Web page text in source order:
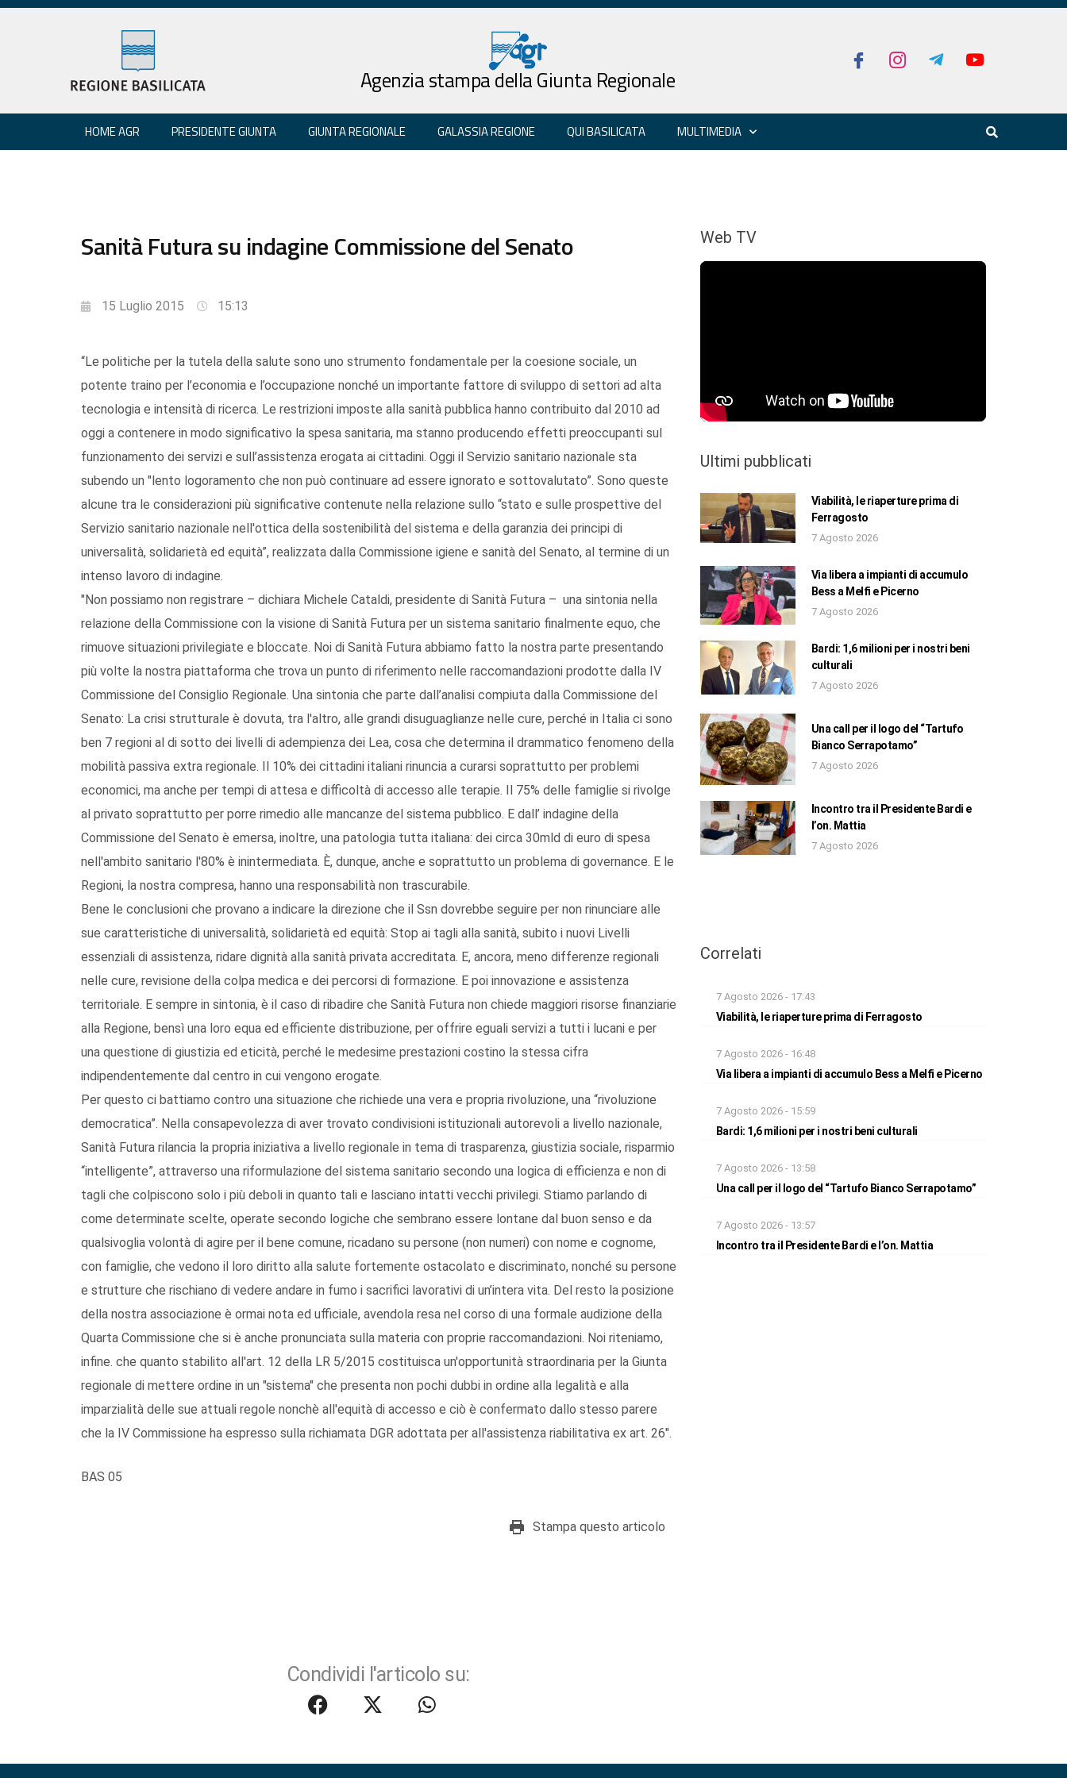
Agenzia stampa della Giunta Regionale
HOME AGR PRESIDENTE GIUNTA GIUNTA REGIONALE GALASSIA REGIONE QUI BASILICATA MULTIMEDIA
Sanità Futura su indagine Commissione del Senato
15 Luglio 2015 15:13
“Le politiche per la tutela della salute sono uno strumento fondamentale per la coesione sociale, un
potente traino per l’economia e l’occupazione nonché un importante fattore di sviluppo di settori ad alta
tecnologia e intensità di ricerca. Le restrizioni imposte alla sanità pubblica hanno contribuito dal 2010 ad
oggi a contenere in modo significativo la spesa sanitaria, ma stanno producendo effetti preoccupanti sul
funzionamento dei servizi e sull’assistenza erogata ai cittadini. Oggi il Servizio sanitario nazionale sta
subendo un "lento logoramento che non può continuare ad essere ignorato e sottovalutato”. Sono queste
alcune tra le considerazioni più significative contenute nella relazione sullo “stato e sulle prospettive del
Servizio sanitario nazionale nell'ottica della sostenibilità del sistema e della garanzia dei principi di
universalità, solidarietà ed equità”, realizzata dalla Commissione igiene e sanità del Senato, al termine di un
intenso lavoro di indagine.
"Non possiamo non registrare – dichiara Michele Cataldi, presidente di Sanità Futura – una sintonia nella
relazione della Commissione con la visione di Sanità Futura per un sistema sanitario finalmente equo, che
rimuove situazioni privilegiate e bloccate. Noi di Sanità Futura abbiamo fatto la nostra parte presentando
più volte la nostra piattaforma che trova un punto di riferimento nelle raccomandazioni prodotte dalla IV
Commissione del Consiglio Regionale. Una sintonia che parte dall’analisi compiuta dalla Commissione del
Senato: La crisi strutturale è dovuta, tra l'altro, alle grandi disuguaglianze nelle cure, perché in Italia ci sono
ben 7 regioni al di sotto dei livelli di adempienza dei Lea, cosa che determina il drammatico fenomeno della
mobilità passiva extra regionale. Il 10% dei cittadini italiani rinuncia a curarsi soprattutto per problemi
economici, ma anche per tempi di attesa e difficoltà di accesso alle terapie. Il 75% delle famiglie si rivolge
al privato soprattutto per porre rimedio alle mancanze del sistema pubblico. E dall’ indagine della
Commissione del Senato è emersa, inoltre, una patologia tutta italiana: dei circa 30mld di euro di spesa
nell'ambito sanitario l'80% è inintermediata. È, dunque, anche e soprattutto un problema di governance. E le
Regioni, la nostra compresa, hanno una responsabilità non trascurabile.
Bene le conclusioni che provano a indicare la direzione che il Ssn dovrebbe seguire per non rinunciare alle
sue caratteristiche di universalità, solidarietà ed equità: Stop ai tagli alla sanità, subito i nuovi Livelli
essenziali di assistenza, ridare dignità alla sanità privata accreditata. E, ancora, meno differenze regionali
nelle cure, revisione della colpa medica e dei percorsi di formazione. E poi innovazione e assistenza
territoriale. E sempre in sintonia, è il caso di ribadire che Sanità Futura non chiede maggiori risorse finanziarie
alla Regione, bensì una loro equa ed efficiente distribuzione, per offrire eguali servizi a tutti i lucani e per
una questione di giustizia ed eticità, perché le medesime prestazioni costino la stessa cifra
indipendentemente dal centro in cui vengono erogate.
Per questo ci battiamo contro una situazione che richiede una vera e propria rivoluzione, una “rivoluzione
democratica”. Nella consapevolezza di aver trovato condivisioni istituzionali autorevoli a livello nazionale,
Sanità Futura rilancia la propria iniziativa a livello regionale in tema di trasparenza, giustizia sociale, risparmio
“intelligente”, attraverso una riformulazione del sistema sanitario secondo una logica di efficienza e non di
tagli che colpiscono solo i più deboli in quanto tali e lasciano intatti vecchi privilegi. Stiamo parlando di
come determinate scelte, operate secondo logiche che sembrano essere lontane dal buon senso e da
qualsivoglia volontà di agire per il bene comune, ricadano su persone (non numeri) con nome e cognome,
con famiglie, che vedono il loro diritto alla salute fortemente ostacolato e discriminato, nonché su persone
e strutture che rischiano di vedere andare in fumo i sacrifici lavorativi di un’intera vita. Del resto la posizione
della nostra associazione è ormai nota ed ufficiale, avendola resa nel corso di una formale audizione della
Quarta Commissione che si è anche pronunciata sulla materia con proprie raccomandazioni. Noi riteniamo,
infine. che quanto stabilito all'art. 12 della LR 5/2015 costituisca un'opportunità straordinaria per la Giunta
regionale di mettere ordine in un "sistema" che presenta non pochi dubbi in ordine alla legalità e alla
imparzialità delle sue attuali regole nonchè all'equità di accesso e ciò è confermato dallo stesso parere
che la IV Commissione ha espresso sulla richiamata DGR adottata per all'assistenza riabilitativa ex art. 26".
BAS 05
Stampa questo articolo
Condividi l'articolo su:
Web TV
Ultimi pubblicati
Viabilità, le riaperture prima di
Ferragosto
7 Agosto 2026
Via libera a impianti di accumulo
Bess a Melfi e Picerno
7 Agosto 2026
Bardi: 1,6 milioni per i nostri beni
culturali
7 Agosto 2026
Una call per il logo del “Tartufo
Bianco Serrapotamo”
7 Agosto 2026
Incontro tra il Presidente Bardi e
l’on. Mattia
7 Agosto 2026
Correlati
7 Agosto 2026 - 17:43
Viabilità, le riaperture prima di Ferragosto
7 Agosto 2026 - 16:48
Via libera a impianti di accumulo Bess a Melfi e Picerno
7 Agosto 2026 - 15:59
Bardi: 1,6 milioni per i nostri beni culturali
7 Agosto 2026 - 13:58
Una call per il logo del “Tartufo Bianco Serrapotamo”
7 Agosto 2026 - 13:57
Incontro tra il Presidente Bardi e l’on. Mattia